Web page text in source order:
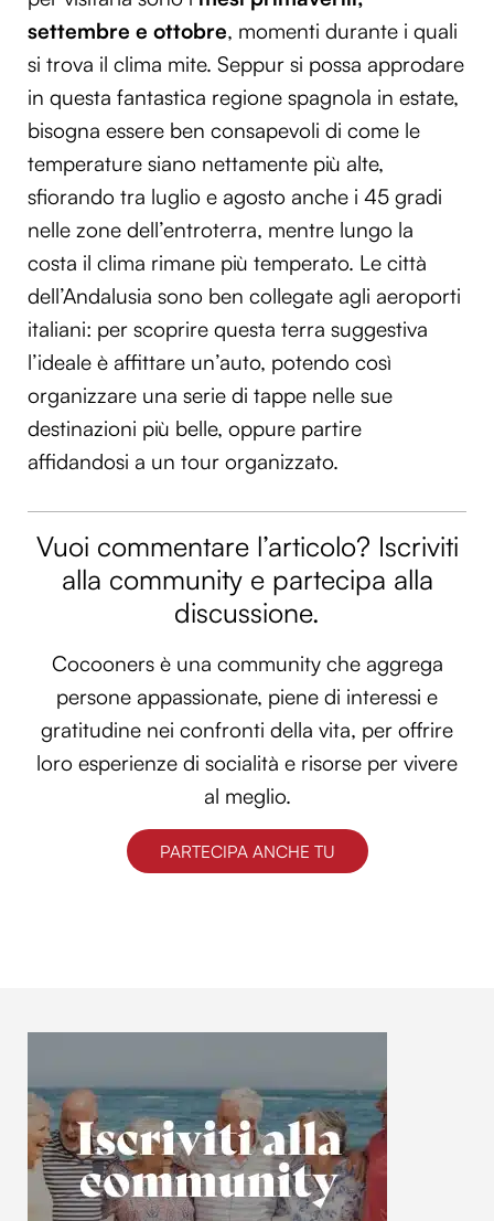
Utilizziamo i cookie per personalizzare contenuti ed
annunci, per fornire funzionalità dei social media e per
analizzare il nostro traffico. Condividiamo inoltre
informazioni sul modo in cui utilizzi il nostro sito con i
nostri partner che si occupano di analisi dei dati web,
pubblicità e social media, i quali potrebbero combinarle
con altre informazioni che hai fornito loro o che hanno
raccolto dal tuo utilizzo dei loro servizi.
settembre e ottobre, momenti durante i quali
si trova il clima mite. Seppur si possa approdare
in questa fantastica regione spagnola in estate,
bisogna essere ben consapevoli di come le
temperature siano nettamente più alte,
sfiorando tra luglio e agosto anche i 45 gradi
nelle zone dell’entroterra, mentre lungo la
costa il clima rimane più temperato. Le città
dell’Andalusia sono ben collegate agli aeroporti
italiani: per scoprire questa terra suggestiva
l’ideale è affittare un’auto, potendo così
organizzare una serie di tappe nelle sue
destinazioni più belle, oppure partire
affidandosi a un tour organizzato.
Vuoi commentare l’articolo? Iscriviti
alla community e partecipa alla
discussione.
Cocooners è una community che aggrega
persone appassionate, piene di interessi e
gratitudine nei confronti della vita, per offrire
loro esperienze di socialità e risorse per vivere
al meglio.
PARTECIPA ANCHE TU